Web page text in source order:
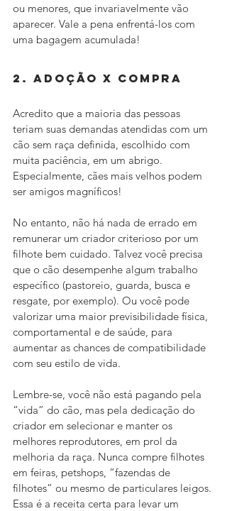
ou menores, que invariavelmente vão
aparecer. Vale a pena enfrentá-los com
uma bagagem acumulada!
2. Adoção X compra
Acredito que a maioria das pessoas
teriam suas demandas atendidas com um
cão sem raça definida, escolhido com
muita paciência, em um abrigo.
Especialmente, cães mais velhos podem
ser amigos magníficos!
No entanto, não há nada de errado em
remunerar um criador criterioso por um
filhote bem cuidado. Talvez você precisa
que o cão desempenhe algum trabalho
específico (pastoreio, guarda, busca e
resgate, por exemplo). Ou você pode
valorizar uma maior previsibilidade física,
comportamental e de saúde, para
aumentar as chances de compatibilidade
com seu estilo de vida.
Lembre-se, você não está pagando pela
“vida” do cão, mas pela dedicação do
criador em selecionar e manter os
melhores reprodutores, em prol da
melhoria da raça. Nunca compre filhotes
em feiras, petshops, “fazendas de
filhotes” ou mesmo de particulares leigos.
Essa é a receita certa para levar um